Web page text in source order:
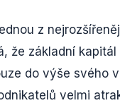
z
že základní
do výše svého
velmi